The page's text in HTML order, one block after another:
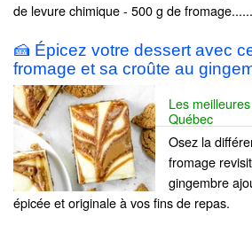
de levure chimique - 500 g de fromage......
🍰 Épicez votre dessert avec
fromage et sa croûte au
Les
Québec
Osez la
fromage
gingembre
épicée et originale à vos fins de repas.